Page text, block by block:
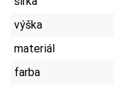
výška
materiál
farba